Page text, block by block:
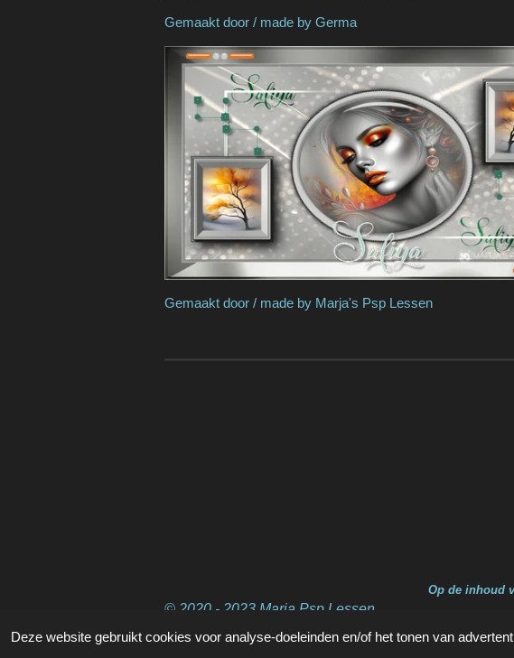
Deze website gebruikt cookies voor analyse-doeleinden en/of het tonen van
Gemaakt door / made by
Gemaakt door / made by Marja's Psp Lessen
Op de inhoud
© 2020 - 2023 Marja Psp Lessen